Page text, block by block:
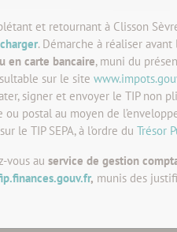
et retournant à Clisson
. Démarche à réaliser
en carte bancaire, muni du
sur le site
signer et envoyer le TIP non
postal au moyen de
le TIP SEPA, à l'ordre du Trésor
vous au service de gestion
, munis des